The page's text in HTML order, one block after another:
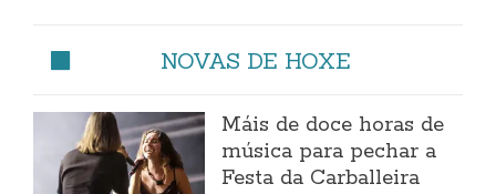
NOVAS DE HOXE
Máis de doce horas de
música para pechar a
Festa da Carballeira